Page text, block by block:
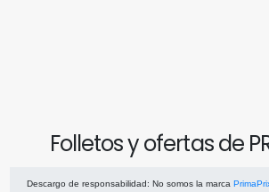
Folletos y ofertas de
Descargo de responsabilidad: No somos la marca